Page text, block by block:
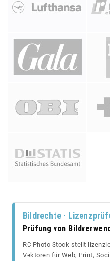
Bildrechte ·
Prüfung von
RC Photo Stock stellt
Vektoren für Web, Print,